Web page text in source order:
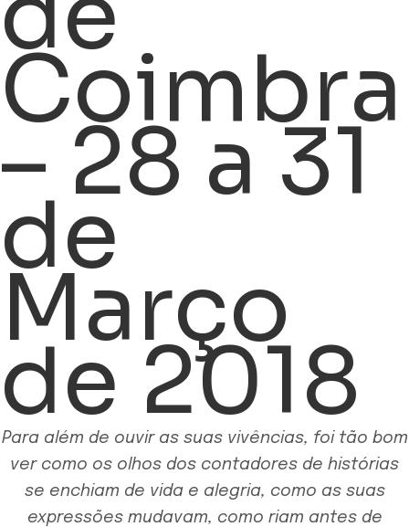
Coimbra
– 28 a 31
de
Março
de 2018
Para além de ouvir as suas vivências, foi tão bom
ver como os olhos dos contadores de histórias
se enchiam de vida e alegria, como as suas
expressões mudavam, como riam antes de